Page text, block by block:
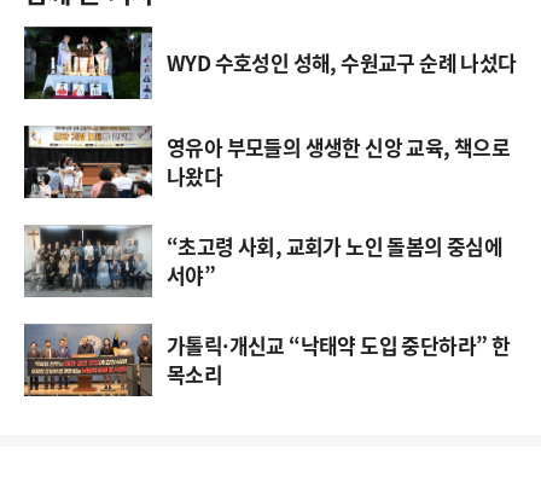
WYD 수호성인 성해, 수원교구 순례 나섰다
영유아 부모들의 생생한 신앙 교육, 책으로
나왔다
“초고령 사회, 교회가 노인 돌봄의 중심에
서야”
가톨릭·개신교 “낙태약 도입 중단하라” 한
목소리